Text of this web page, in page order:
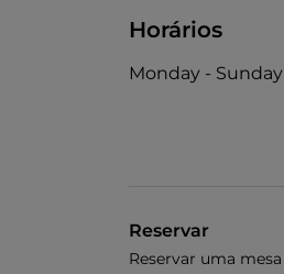
Horários
Monday - Sunday
Reservar
Reservar uma mesa